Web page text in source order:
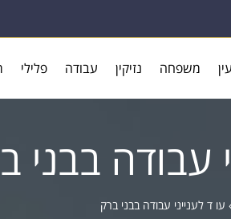
משפחה נזיקין עבודה פלילי
עבודה בבני
עו ד לענייני עבודה בבני ברק